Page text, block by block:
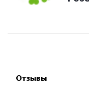
Отзывы